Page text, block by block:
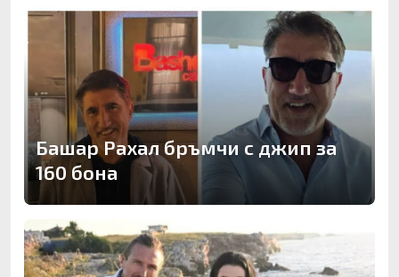
Башар Рахал бръмчи с джип за
160 бона